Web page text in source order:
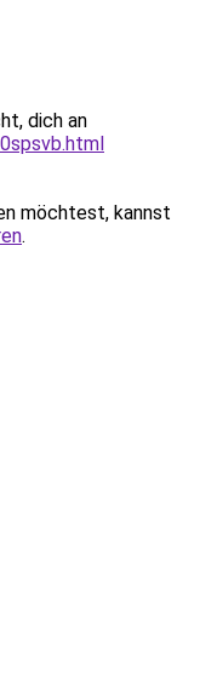
dich an
möchtest, kannst
.